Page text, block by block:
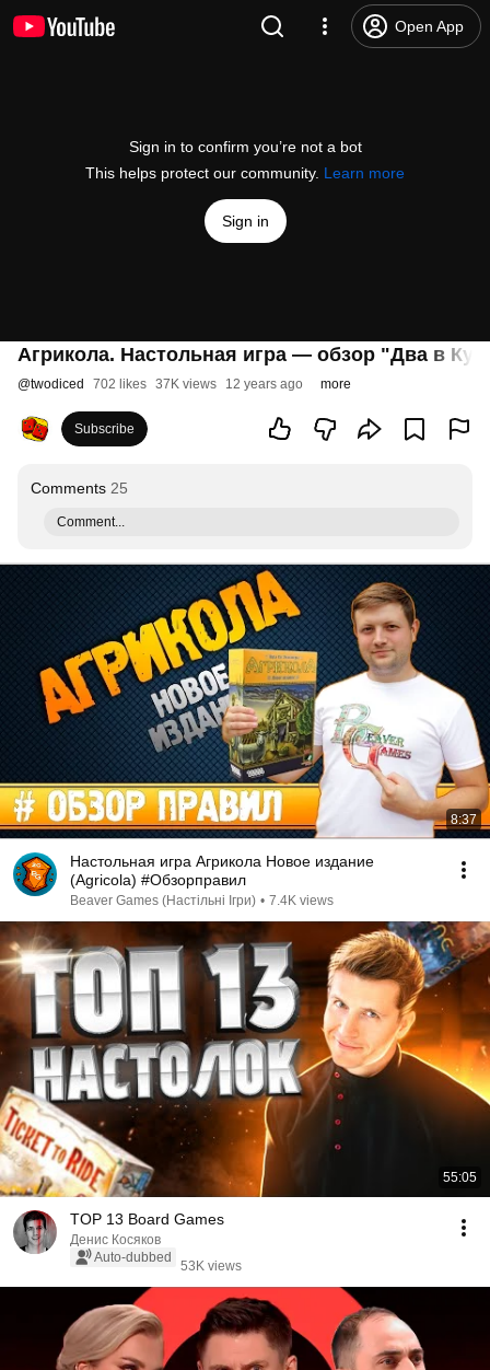
Open App
Sign in to confirm you’re not a bot
This helps protect our community. Learn more
Sign in
Агрикола. Настольная игра — обзор "Два в
@twodiced 702 likes 37K views 12 years ago more
Subscribe
Comments 25
Comment...
8:37
Настольная игра Агрикола Новое издание
(Agricola) #Обзорправил
Beaver Games (Настільні Ігри) • 7.4K views
55:05
TOP 13 Board Games
Денис Косяков
Auto-dubbed
53K views